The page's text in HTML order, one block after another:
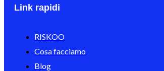
Link rapidi
RISKOO
Cosa facciamo
Blog